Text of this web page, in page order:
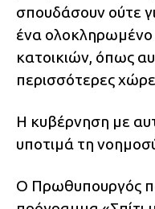
σπουδάσουν ούτε
ένα
κατοικιών, όπως
περισσότερες
Η κυβέρνηση με
υποτιμά τη
Ο Πρωθυπουργός